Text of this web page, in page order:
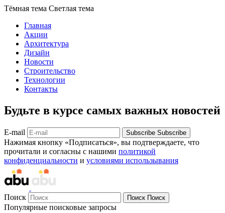
Тёмная тема Светлая тема
Главная
Акции
Архитектура
Дизайн
Новости
Строительство
Технологии
Контакты
Будьте в курсе самых важных новостей
E-mail Subscribe Subscribe
Нажимая кнопку «Подписаться», вы подтверждаете, что
прочитали и согласны с нашими политикой
конфиденциальности и условиями использывания
Поиск Поиск Поиск
Популярные поисковые запросы